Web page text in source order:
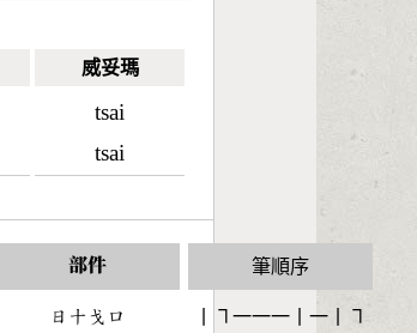
威妥瑪
tsai
tsai
部件
󶃐󶀓󶃉󶁶
筆順序
丨㇕一一一丨一丨㇕